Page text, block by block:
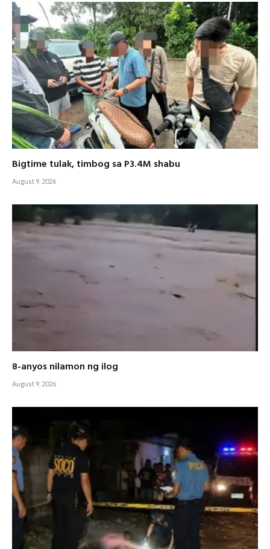
Bigtime tulak, timbog sa P3.4M shabu
August 9, 2026
8-anyos nilamon ng ilog
August 9, 2026